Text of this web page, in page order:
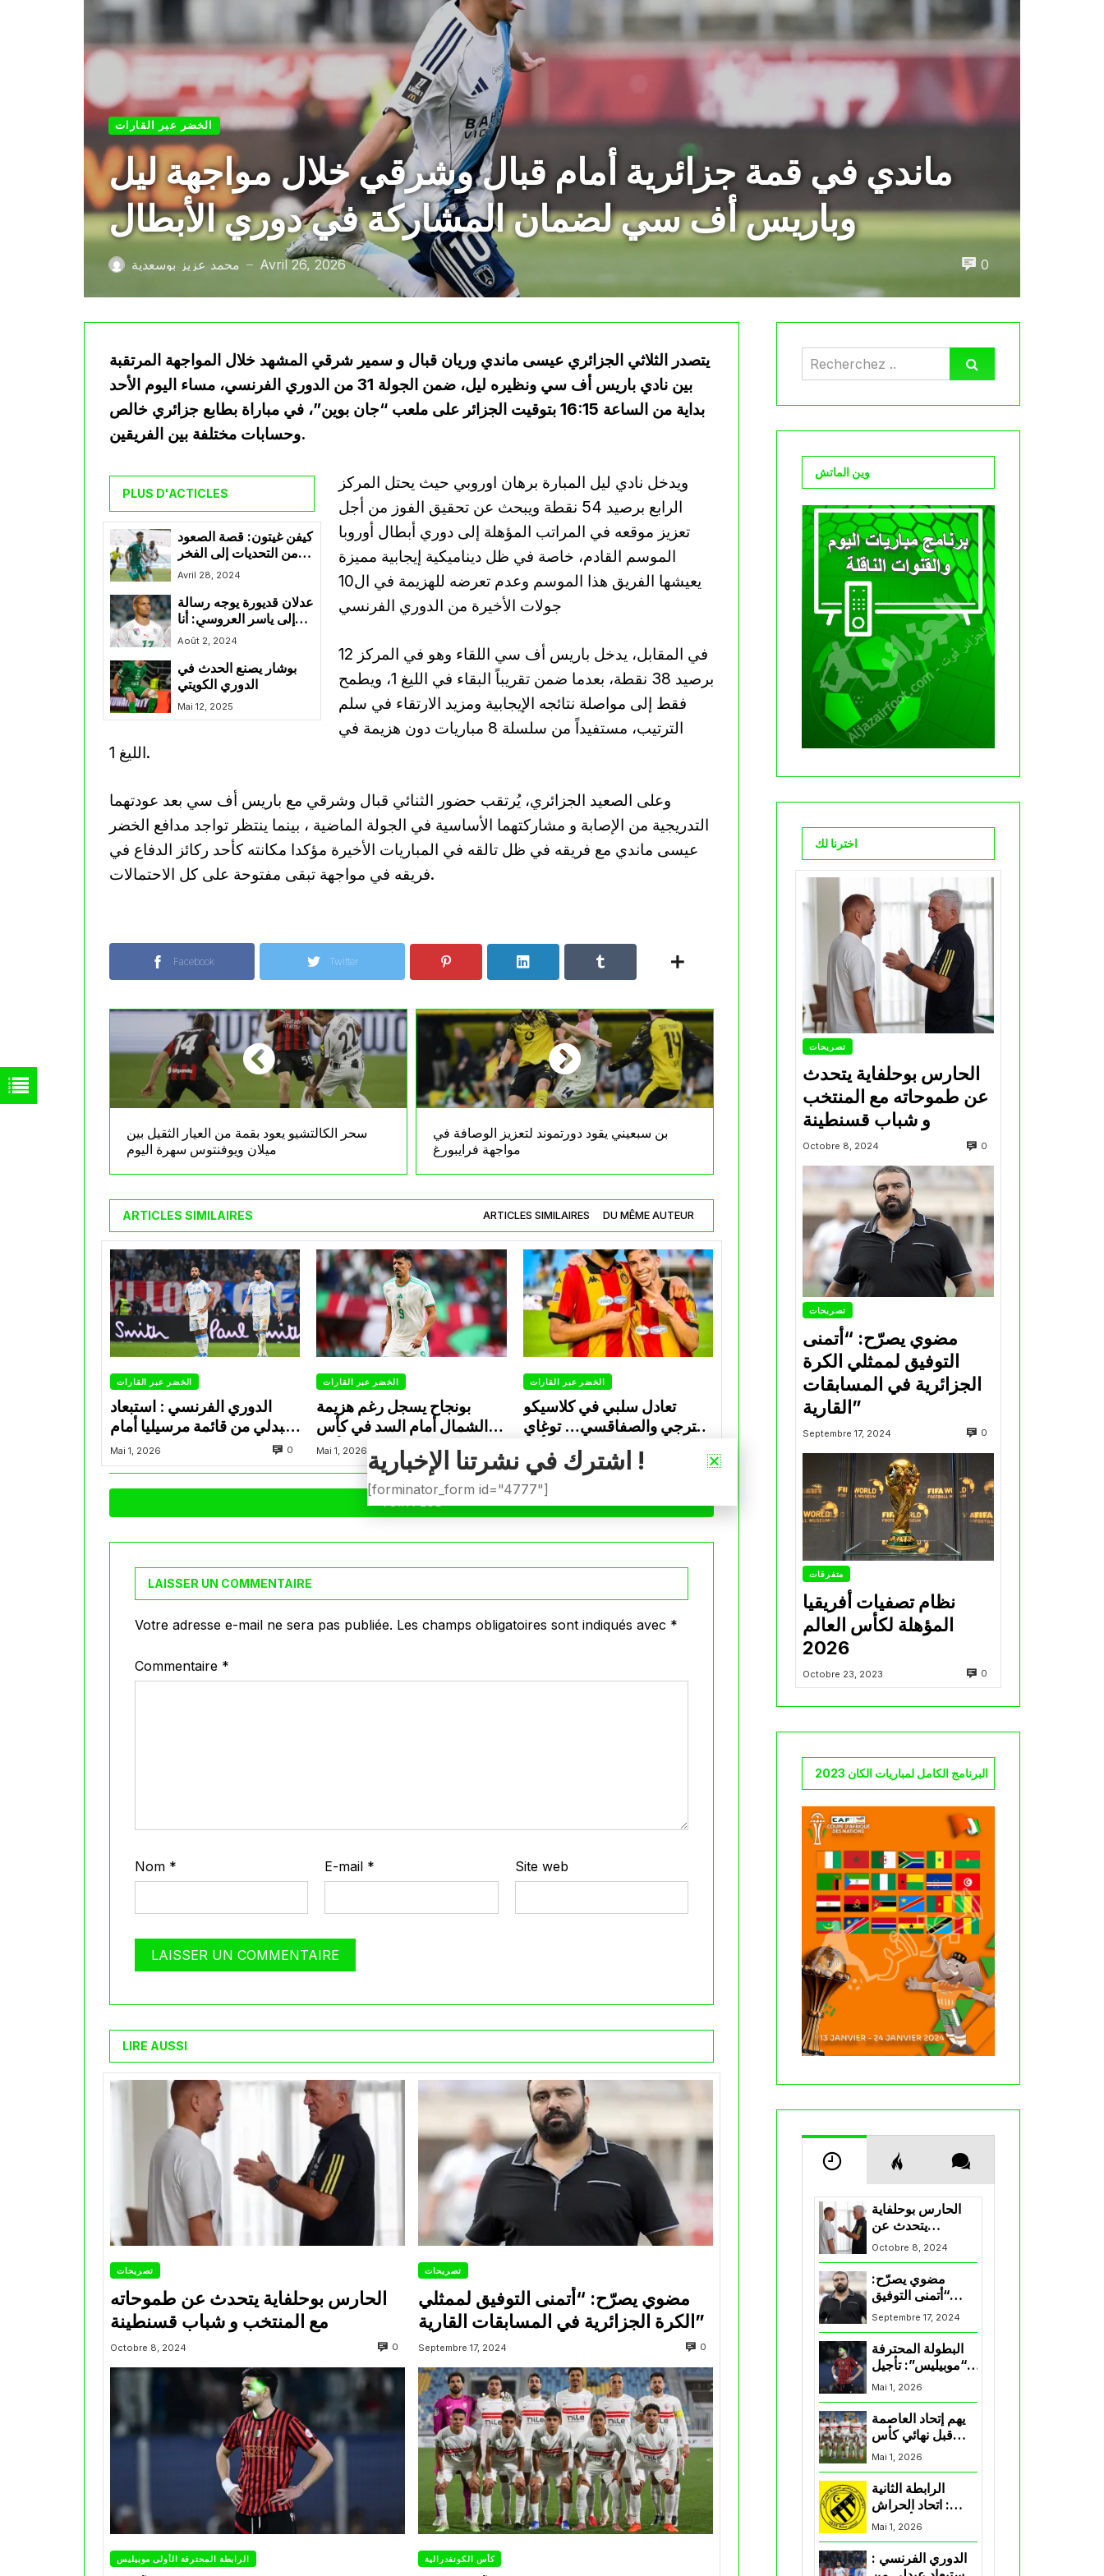
الخضر عبر القارات
ماندي في قمة جزائرية أمام قبال وشرقي خلال مواجهة ليل
وباريس أف سي لضمان المشاركة في دوري الأبطال
محمد عزيز بوسعدية — Avril 26, 2026 0
يتصدر الثلاثي الجزائري عيسى ماندي وريان قبال و سمير شرقي المشهد خلال المواجهة المرتقبة
بين نادي باريس أف سي ونظيره ليل، ضمن الجولة 31 من الدوري الفرنسي، مساء اليوم الأحد
بداية من الساعة 16:15 بتوقيت الجزائر على ملعب “جان بوين”، في مباراة بطابع جزائري خالص
وحسابات مختلفة بين الفريقين.
PLUS D'ACTICLES
كيفن غيتون: قصة الصعود
من التحديات إلى الفخر
بارتداء قميص المنتخب
Avril 28, 2024
عدلان قديورة يوجه رسالة
إلى ياسر العروسي: أنا
سعيد من أجلك
Août 2, 2024
بوشار يصنع الحدث في
الدوري الكويتي
Mai 12, 2025
ويدخل نادي ليل المبارة برهان اوروبي حيث يحتل المركز
الرابع برصيد 54 نقطة ويبحث عن تحقيق الفوز من أجل
تعزيز موقعه في المراتب المؤهلة إلى دوري أبطال أوروبا
الموسم القادم، خاصة في ظل ديناميكية إيجابية مميزة
يعيشها الفريق هذا الموسم وعدم تعرضه للهزيمة في ال10
جولات الأخيرة من الدوري الفرنسي
في المقابل، يدخل باريس أف سي اللقاء وهو في المركز 12
برصيد 38 نقطة، بعدما ضمن تقريباً البقاء في الليغ 1، ويطمح
فقط إلى مواصلة نتائجه الإيجابية ومزيد الارتقاء في سلم
الترتيب، مستفيداً من سلسلة 8 مباريات دون هزيمة في
الليغ 1.
وعلى الصعيد الجزائري، يُرتقب حضور الثنائي قبال وشرقي مع باريس أف سي بعد عودتهما
التدريجية من الإصابة و مشاركتهما الأساسية في الجولة الماضية ، بينما ينتظر تواجد مدافع الخضر
عيسى ماندي مع فريقه في ظل تالقه في المباريات الأخيرة مؤكدا مكانته كأحد ركائز الدفاع في
فريقه في مواجهة تبقى مفتوحة على كل الاحتمالات.
Facebook Twitter
سحر الكالتشيو يعود بقمة من العيار الثقيل بين
ميلان ويوفنتوس سهرة اليوم
بن سبعيني يقود دورتموند لتعزيز الوصافة في
مواجهة فرايبورغ
ARTICLES SIMILAIRES ARTICLES SIMILAIRES DU MÊME AUTEUR
الخضر عبر القارات
الدوري الفرنسي : استبعاد
عبدلي من قائمة مرسيليا أمام
نانت
Mai 1, 2026 0
الخضر عبر القارات
بونجاح يسجل رغم هزيمة
الشمال أمام السد في كأس
الأمير
Mai 1, 2026
الخضر عبر القارات
تعادل سلبي في كلاسيكو
الترجي والصفاقسي… توغاي
يهدر ركلة جزاء وبوعالية يتألق
Avril 30, 2026
LAISSER UN COMMENTAIRE
Votre adresse e-mail ne sera pas publiée. Les champs obligatoires sont indiqués avec *
Commentaire *
Nom * E-mail * Site web
LIRE AUSSI
تصريحات
الحارس بوحلفاية يتحدث عن طموحاته
مع المنتخب و شباب قسنطينة
Octobre 8, 2024 0
تصريحات
مضوي يصرّح: “أتمنى التوفيق لممثلي
الكرة الجزائرية في المسابقات القارية”
Septembre 17, 2024 0
الرابطة المحترفة الأولى موبيليس كأس الكونفدرالية
وين الماتش
اخترنا لك
تصريحات
الحارس بوحلفاية يتحدث
عن طموحاته مع المنتخب
و شباب قسنطينة
Octobre 8, 2024 0
تصريحات
مضوي يصرّح: “أتمنى
التوفيق لممثلي الكرة
الجزائرية في المسابقات
القارية”
Septembre 17, 2024 0
متفرقات
نظام تصفيات أفريقيا
المؤهلة لكأس العالم
2026
Octobre 23, 2023 0
البرنامج الكامل لمباريات الكان 2023
الحارس بوحلفاية
يتحدث عن
طموحاته مع
المنتخب و شباب
قسنطينة
Octobre 8, 2024
مضوي يصرّح:
“أتمنى التوفيق
لممثلي الكرة
الجزائرية في
Septembre 17, 2024
البطولة المحترفة
“موبيليس”: تأجيل
مباراة إتحاد
العاصمة وأتلتيك
بارادو
Mai 1, 2026
يهم إتحاد العاصمة
قبل نهائي كأس
اكاف : الزمالك
يسقط بثلاثية أمام
Mai 1, 2026
الرابطة الثانية
: اتحاد الحراش
يحسم التأهل إلى
“البلاي أوف”
Mai 1, 2026
الدوري الفرنسي :
اشترك في نشرتنا الإخبارية !
[forminator_form id="4777"]